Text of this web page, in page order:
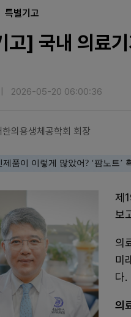
특별기고
고] 국내 의료
2026-05-20 06:00:36
의용생체공학회 회장
제품이 이렇게 많았어? ‘팜노트’
제
보
의
미
다.
의